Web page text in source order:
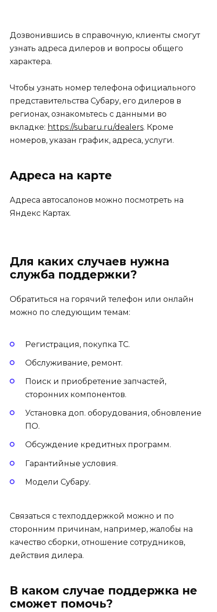
Дозвонившись в справочную, клиенты смогут
узнать адреса дилеров и вопросы общего
характера.
Чтобы узнать номер телефона официального
представительства Субару, его дилеров в
регионах, ознакомьтесь с данными во
вкладке: https://subaru.ru/dealers. Кроме
номеров, указан график, адреса, услуги.
Адреса на карте
Адреса автосалонов можно посмотреть на
Яндекс Картах.
Для каких случаев нужна
служба поддержки?
Обратиться на горячий телефон или онлайн
можно по следующим темам:
Регистрация, покупка ТС.
Обслуживание, ремонт.
Поиск и приобретение запчастей,
сторонних компонентов.
Установка доп. оборудования, обновление
ПО.
Обсуждение кредитных программ.
Гарантийные условия.
Модели Субару.
Связаться с техподдержкой можно и по
сторонним причинам, например, жалобы на
качество сборки, отношение сотрудников,
действия дилера.
В каком случае поддержка не
сможет помочь?